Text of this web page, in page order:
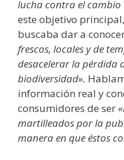
lucha contra el cambio
este objetivo
buscaba dar a
frescos, locales y de
desacelerar la pérdida
biodiversidad».
información real y
consumidores de ser
martilleados por la
manera en que éstos